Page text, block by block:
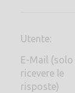
Utente:
E-Mail (solo
ricevere le
risposte)